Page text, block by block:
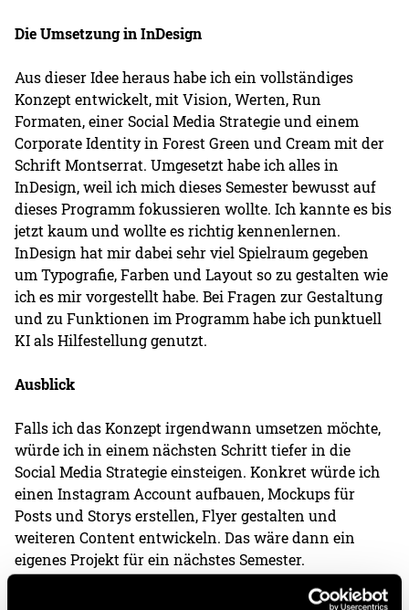
Die Umsetzung in InDesign
Aus dieser Idee heraus habe ich ein vollständiges
Konzept entwickelt, mit Vision, Werten, Run
Formaten, einer Social Media Strategie und einem
Corporate Identity in Forest Green und Cream mit der
Schrift Montserrat. Umgesetzt habe ich alles in
InDesign, weil ich mich dieses Semester bewusst auf
dieses Programm fokussieren wollte. Ich kannte es bis
jetzt kaum und wollte es richtig kennenlernen.
InDesign hat mir dabei sehr viel Spielraum gegeben
um Typografie, Farben und Layout so zu gestalten wie
ich es mir vorgestellt habe. Bei Fragen zur Gestaltung
und zu Funktionen im Programm habe ich punktuell
KI als Hilfestellung genutzt.
Ausblick
Falls ich das Konzept irgendwann umsetzen möchte,
würde ich in einem nächsten Schritt tiefer in die
Social Media Strategie einsteigen. Konkret würde ich
einen Instagram Account aufbauen, Mockups für
Posts und Storys erstellen, Flyer gestalten und
weiteren Content entwickeln. Das wäre dann ein
eigenes Projekt für ein nächstes Semester.